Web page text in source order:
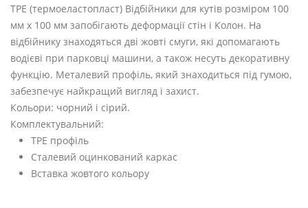
ТРЕ (термоеластопласт) Відбійники для кутів розміром 100
мм x 100 мм запобігають деформації стін і Колон. На
відбійнику знаходяться дві жовті смуги, які допомагають
водієві при парковці машини, а також несуть декоративну
функцію. Металевий профіль, який знаходиться під гумою,
забезпечує найкращий вигляд і захист.
Кольори: чорний і сірий.
Комплектувальний:
ТРЕ профіль
Сталевий оцинкований каркас
Вставка жовтого кольору